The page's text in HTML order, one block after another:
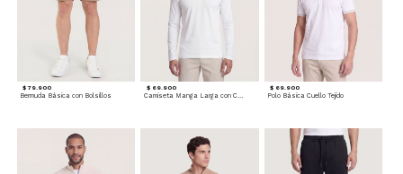
$ 79.900
Bermuda Básica con Bolsillos
$ 69.900 $ 69.900
Polo Básica Cuello Tejido